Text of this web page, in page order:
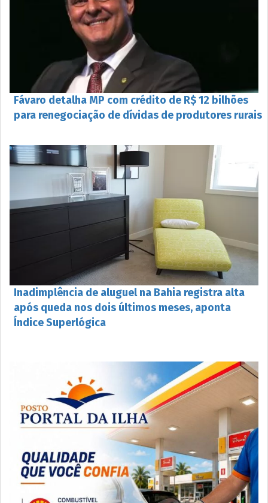
Fávaro detalha MP com crédito de R$ 12 bilhões
para renegociação de dívidas de produtores rurais
Inadimplência de aluguel na Bahia registra alta
após queda nos dois últimos meses, aponta
Índice Superlógica